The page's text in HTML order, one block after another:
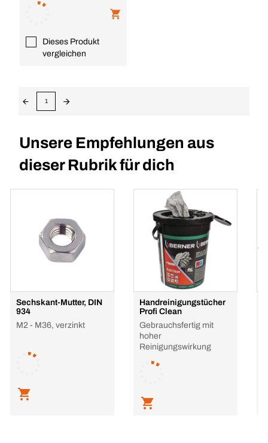
Dieses Produkt
vergleichen
1
Unsere Empfehlungen aus
dieser Rubrik für dich
Sechskant-Mutter, DIN
934
M2 - M36, verzinkt
Handreinigungstücher
Profi Clean
Gebrauchsfertig mit
hoher
Reinigungswirkung